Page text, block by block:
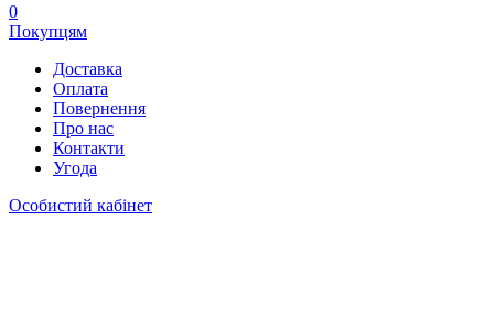
0
Покупцям
Доставка
Оплата
Повернення
Про нас
Контакти
Угода
Особистий кабінет